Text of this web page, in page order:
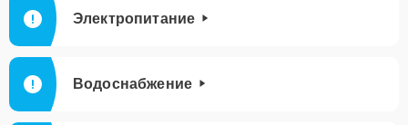
Электропитание
Водоснабжение